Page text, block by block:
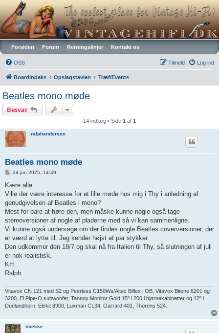
Vintagehifi.dk
Forsiden Forum Retningslinjer Kontakt os
OSS Log ind
Tilmeld
Boardindeks Opslagstavlen Træf/Events
Beatles mono møde
Besvar
14 indlæg • Side 1 af 1
ralphandersen
Beatles mono møde
d
æ
g
24 jun 2025, 14:49
Kære alle
Ville der være interesse for et lille møde hos mig i Thy i anledning af
genudgivelsen af Beatles i mono?
Mest for bare at høre den, men måske kunne nogle også tage
stereoversioner af nogle af pladerne med så vi kan sammenligne.
Vi kunne også undersøge om der findes nogle Beatles coverversioner, der
er værd at lytte til. Jeg kender højst et par stykker.
Den udkommer den 18/7 og skal nå fra Italien til Thy, så slutningen af juli
er nok realistisk.
KH
Ralph
Vitavox CN 121 med S2 og Peerless C150Ws/Altec Biflex i OB, Vitavox Bitone 6201 og
3200, El Pipe-O subwoofer, Tannoy Monitor Gold 15" i 200 l hjørnekabinetter og 12" i
Duelundhorn, Elekit 8900, Luxman CL34, Garrard 401, Thorens 524.
kbekke